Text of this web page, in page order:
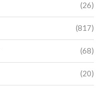
(26)
(817)
(68)
(20)